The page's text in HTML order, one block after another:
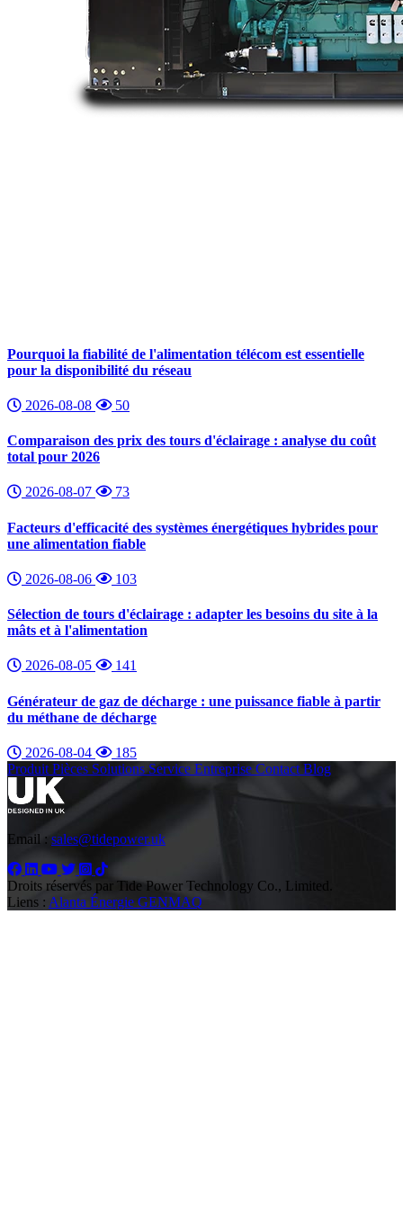
Pourquoi la fiabilité de l'alimentation télécom est essentielle
pour la disponibilité du réseau
2026-08-08 50
Comparaison des prix des tours d'éclairage : analyse du coût
total pour 2026
2026-08-07 73
Facteurs d'efficacité des systèmes énergétiques hybrides pour
une alimentation fiable
2026-08-06 103
Sélection de tours d'éclairage : adapter les besoins du site à la
mâts et à l'alimentation
2026-08-05 141
Générateur de gaz de décharge : une puissance fiable à partir
du méthane de décharge
2026-08-04
185
Produit Pièces Solutions Service Entreprise Contact Blog
Email : sales@tidepower.uk
Droits réservés par Tide Power Technology Co., Limited.
Liens : Alanta Énergie GENMAQ